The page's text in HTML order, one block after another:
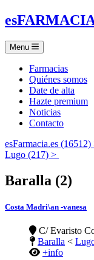
es
Menu
Farmacias
Quiénes somos
Date de alta
Hazte premium
Noticias
Contacto
esFarmacia.es (16512)
Lugo (217) >
Baralla (2)
Costa Madri\an -vanesa
C/ Evaristo
Baralla <
+info